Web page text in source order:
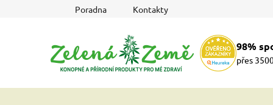
Poradna Kontakty
98%
přes